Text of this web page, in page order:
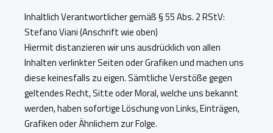
Inhaltlich Verantwortlicher gemäß § 55 Abs. 2 RStV:
Stefano Viani (Anschrift wie oben)
Hiermit distanzieren wir uns ausdrücklich von allen
Inhalten verlinkter Seiten oder Grafiken und machen uns
diese keinesfalls zu eigen. Sämtliche Verstöße gegen
geltendes Recht, Sitte oder Moral, welche uns bekannt
werden, haben sofortige Löschung von Links, Einträgen,
Grafiken oder Ähnlichem zur Folge.